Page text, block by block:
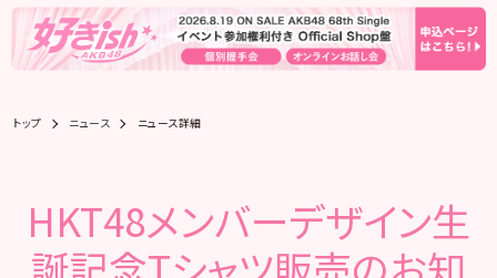
トップ ニュース ニュース詳細
HKT48メンバーデザイン生